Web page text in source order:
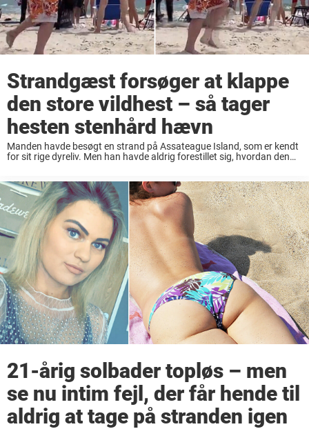
Strandgæst forsøger at klappe
den store vildhest – så tager
hesten stenhård hævn
Manden havde besøgt en strand på Assateague Island, som er kendt
for sit rige dyreliv. Men han havde aldrig forestillet sig, hvordan den
21-årig solbader topløs – men
se nu intim fejl, der får hende til
aldrig at tage på stranden igen